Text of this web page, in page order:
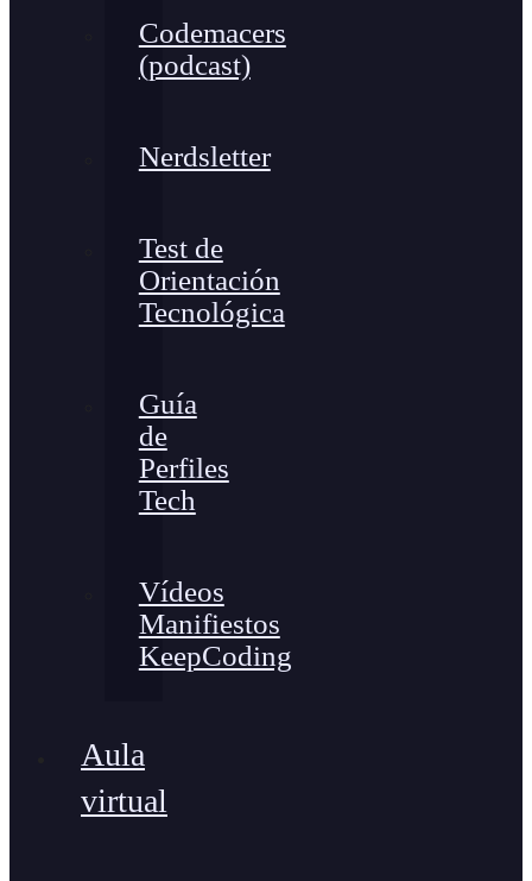
Codemacers
(podcast)
Nerdsletter
Test de
Orientación
Tecnológica
Guía
de
Perfiles
Tech
Vídeos
Manifiestos
KeepCoding
Aula
virtual